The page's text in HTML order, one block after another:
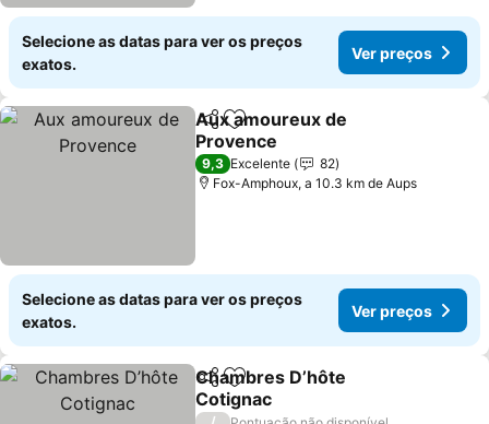
Selecione as datas para ver os preços
exatos.
Ver preços
PartilharAdicionar aos favoritos
Aux amoureux de
Provence
9,3 Excelente
82
Fox-Amphoux, a 10.3 km de Aups
Selecione as datas para ver os preços
exatos.
Ver preços
PartilharAdicionar aos favoritos
Chambres D’hôte
Cotignac